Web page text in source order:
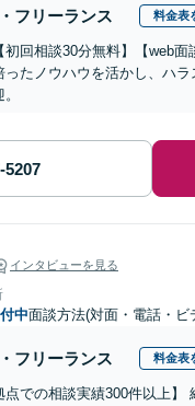
フリーランス 料金表
初回相談30分無料】【web
ったノウハウを活かし、ハ
インタビューを見る
中面談方法(対面・電話・ビ
フリーランス 料金表
点での相談実績300件以上